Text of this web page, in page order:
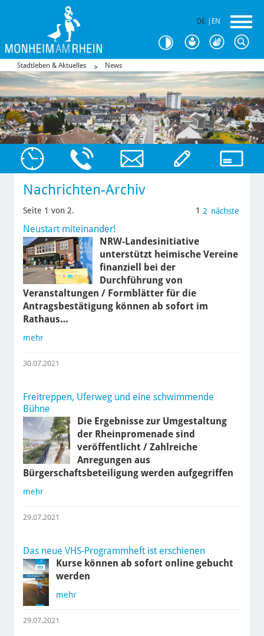
DE EN
Stadtleben & Aktuelles News
Nachrichten-Archiv
Seite 1 von 2. 1 2 nächste
Neustart miteinander!
NRW-Landesinitiative
unterstützt heimische Vereine
finanziell bei der
Durchführung von
Veranstaltungen / Formblätter für die
Antragsbestätigung können ab sofort im
Rathaus…
mehr
30.07.2021
Freitreppen, Uferweg und eine schwimmende
Bühne
Die Ergebnisse zur Umgestaltung
der Rheinpromenade sind
veröffentlicht / Zahlreiche
Anregungen aus
Bürgerschaftsbeteiligung werden aufgegriffen
mehr
29.07.2021
Das neue VHS-Programmheft ist erschienen
Kurse können ab sofort online gebucht
werden
mehr
29.07.2021